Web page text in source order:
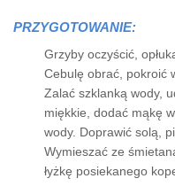
PRZYGOTOWANIE:
Grzyby oczyścić,
Cebulę obrać, pokroić
Zalać szklanką wody,
miękkie, dodać mąkę
wody. Doprawić solą,
Wymieszać ze
łyżkę posiekanego